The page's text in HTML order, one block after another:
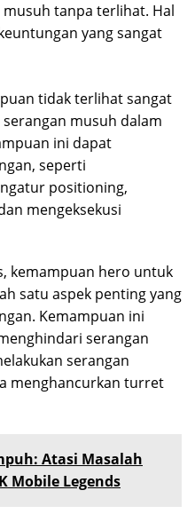
tanpa terlihat. Hal
yang sangat
tidak terlihat sangat
musuh dalam
ini dapat
seperti
positioning,
mengeksekusi
kemampuan hero untuk
satu aspek penting yang
Kemampuan ini
serangan
serangan
menghancurkan turret
Atasi Masalah
Mobile Legends